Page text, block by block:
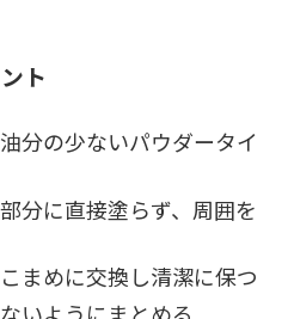
ト
分の少ないパウダータイ
分に直接塗らず、周囲を
まめに交換し清潔に保つ